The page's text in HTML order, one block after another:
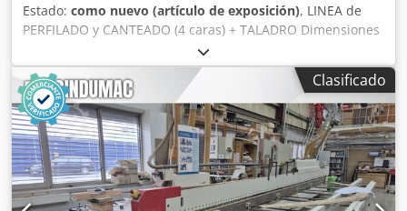
Estado: como nuevo (artículo de exposición), LINEA de
PERFILADO y CANTEADO (4 caras) + TALADRO Dimensiones
del panel: min. mm 195 x 250 x 60 / max. mm 1200 x 2500 x
60 Compuesta por las máquinas siguientes: Chsdpfezrd
Dhjx Amuoa 202005a) 1° Combinada (Perfiladora-
canteadora) doble "HOMAG" Mod. KFL 325/ M1 / C
202005b) Gira-piezas (90° desde longitudinal a transversal)
"HOMAG" Mod. TDL 202005c) 2° Combinada (Perfiladora-
canteadora) doble "HOMAG" Mod. KFL 326/ M2 / C
202005d) Rodillo de conexión 202005e) Taladro automatico
"WEEKE" Mod. BST 503
Clasificado